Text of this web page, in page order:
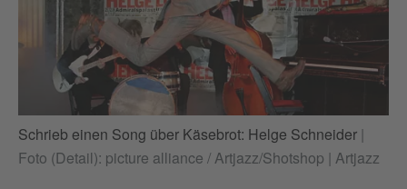
Schrieb einen Song über Käsebrot: Helge Schneider |
Foto (Detail): picture alliance / Artjazz/Shotshop | Artjazz